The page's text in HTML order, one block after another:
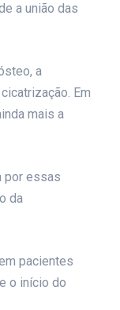
a união das
a
Em
mais a
por essas
da
pacientes
o início do